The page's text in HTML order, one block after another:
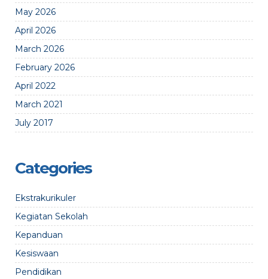
May 2026
April 2026
March 2026
February 2026
April 2022
March 2021
July 2017
Categories
Ekstrakurikuler
Kegiatan Sekolah
Kepanduan
Kesiswaan
Pendidikan